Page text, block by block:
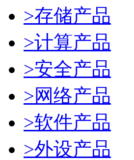
>存储产品
>计算产品
>安全产品
>网络产品
>软件产品
>外设产品